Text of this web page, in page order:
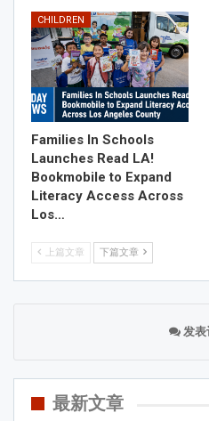
CHILDREN
Families In Schools
Launches Read LA!
Bookmobile to Expand
Literacy Access Across
Los…
上篇文章 下篇文章
发表
最新文章